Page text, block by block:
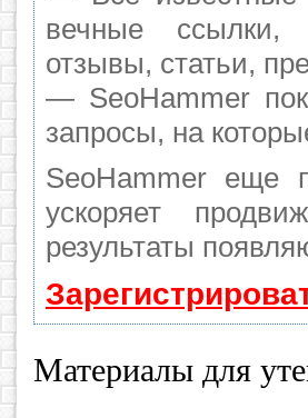
вечные ссылки,
отзывы, статьи,
— SeoHammer
запросы, на
SeoHammer еще
ускоряет
результаты
Материалы для